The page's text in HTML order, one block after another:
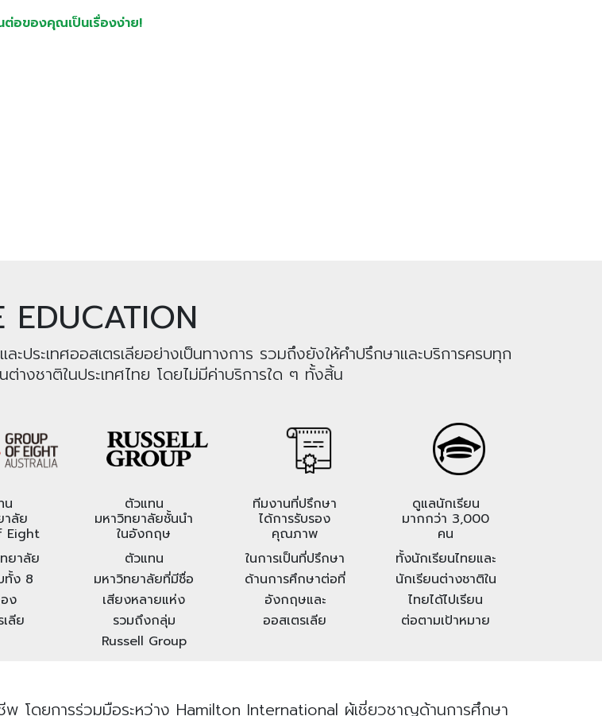
อของคุณเป็นเรื่องง่าย!
EDUCATION
ประเทศออสเตรเลียอย่างเป็นทางการ รวมถึงยังให้คำปรึกษาและบริการครบทุก
ต่างชาติในประเทศไทย โดยไม่มีค่าบริการใด ๆ ทั้งสิ้น
น
าลัย
Eight
ยาลัย
ทั้ง 8
ง
ลีย
ตัวแทน
มหาวิทยาลัยชั้นนำ
ในอังกฤษ
ตัวแทน
มหาวิทยาลัยที่มีชื่อ
เสียงหลายแห่ง
รวมถึงกลุ่ม
Russell Group
ทีมงานที่ปรึกษา
ได้การรับรอง
คุณภาพ
ในการเป็นที่ปรึกษา
ด้านการศึกษาต่อที่
อังกฤษและ
ออสเตรเลีย
ดูแลนักเรียน
มากกว่า 3,000
คน
ทั้งนักเรียนไทยและ
นักเรียนต่างชาติใน
ไทยได้ไปเรียน
ต่อตามเป้าหมาย
พ โดยการร่วมมือระหว่าง Hamilton International ผู้เชี่ยวชาญด้านการศึกษา